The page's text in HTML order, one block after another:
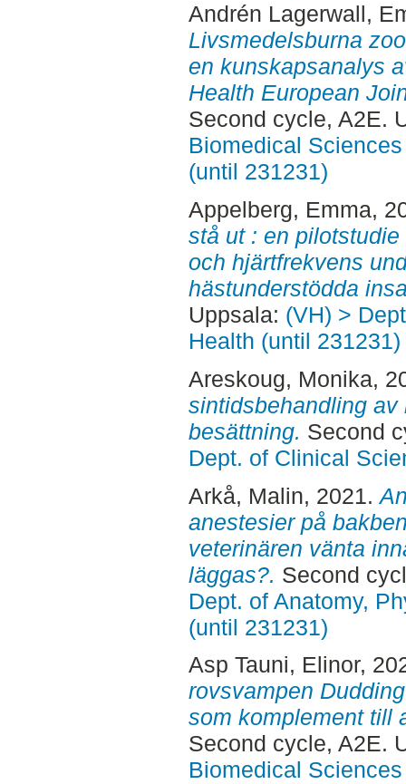
Andrén Lagerwall,
Livsmedelsburna
en kunskapsanalys
Health European
Second cycle, A2E.
Biomedical
(until 231231)
Appelberg, Emma,
stå ut : en
och hjärtfrekvens
hästunderstödda
Uppsala: (VH) >
Health (until 231231)
Areskoug, Monika,
sintidsbehandling
besättning. Second
Dept. of Clinical
Arkå, Malin, 2021.
anestesier på
veterinären vänta
läggas?. Second
Dept. of Anatomy,
(until 231231)
Asp Tauni, Elinor,
rovsvampen
som komplement till
Second cycle, A2E.
Biomedical